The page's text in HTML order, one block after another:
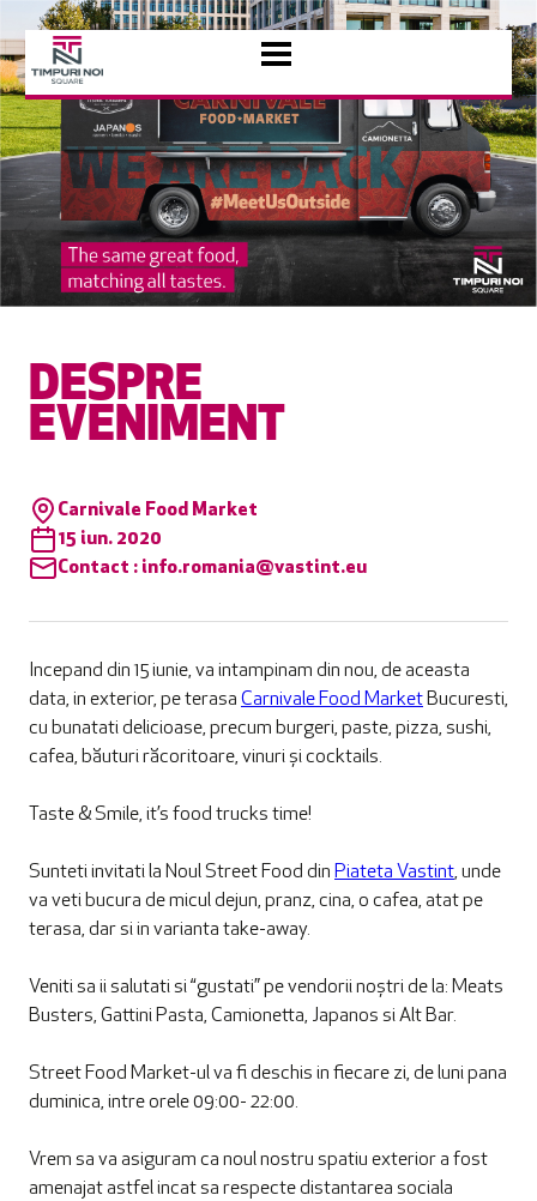
DESPRE
EVENIMENT
Carnivale Food Market
15 iun. 2020
Contact : info.romania@vastint.eu
Incepand din 15 iunie, va intampinam din nou, de aceasta
data, in exterior, pe terasa Carnivale Food MarketBucuresti,
cu bunatati delicioase, precum burgeri, paste, pizza, sushi,
cafea, băuturi răcoritoare, vinuri și cocktails.
Taste & Smile, it’s food trucks time!
Sunteti invitati la Noul Street Food din Piateta Vastint, unde
va veti bucura de micul dejun, pranz, cina, o cafea, atat pe
terasa, dar si in varianta take-away.
Veniti sa ii salutati si “gustati” pe vendorii noștri de la: Meats
Busters, Gattini Pasta, Camionetta, Japanos si Alt Bar.
Street Food Market-ul va fi deschis in fiecare zi, de luni pana
duminica, intre orele 09:00- 22:00.
Vrem sa va asiguram ca noul nostru spatiu exterior a fost
amenajat astfel incat sa respecte distantarea sociala